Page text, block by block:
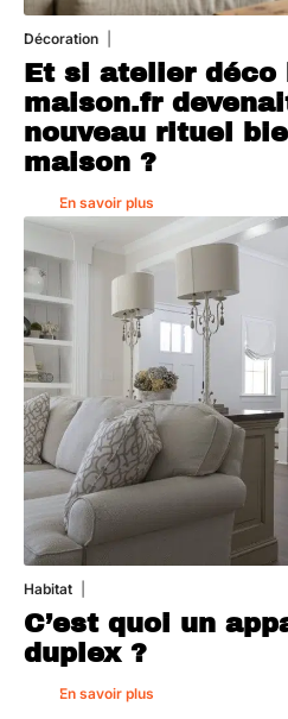
Décoration
Et si atelier déco
maison.fr
nouveau rituel
maison ?
En savoir plus
Habitat
C’est quoi un
duplex ?
En savoir plus